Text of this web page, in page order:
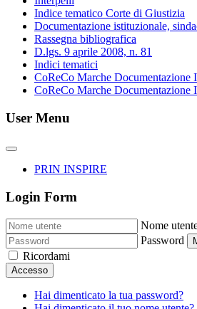
Indice tematico Corte di Giustizia
Documentazione istituzionale,
Rassegna bibliografica
D.lgs. 9 aprile 2008, n. 81
Indici tematici
CoReCo Marche Documentazione
CoReCo Marche Documentazione
User Menu
PRIN INSPIRE
Login Form
Nome
Password
Ricordami
Accesso
Hai dimenticato la tua password?